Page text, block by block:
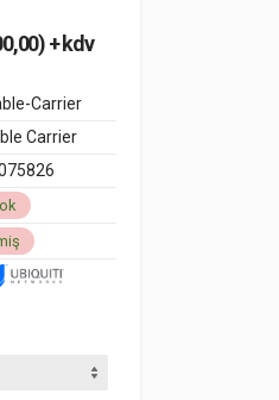
+ kdv
Carrier
Carrier